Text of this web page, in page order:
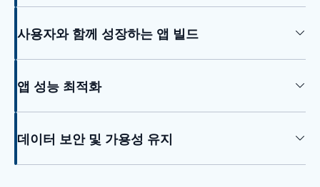
사용자와 함께 성장하는 앱 빌드
앱 성능 최적화
데이터 보안 및 가용성 유지